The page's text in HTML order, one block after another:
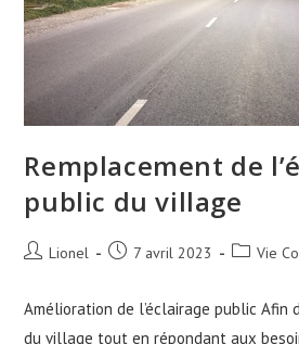
Remplacement de
public du village
Auteur/autrice
publication :
Lionel
Publication
7 avril 2023
PostVie
Amélioration de l’éclairage public Afin
du village tout en répondant aux